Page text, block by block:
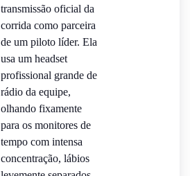
transmissão oficial da
corrida como parceira
de um piloto líder. Ela
usa um headset
profissional grande de
rádio da equipe,
olhando fixamente
para os monitores de
tempo com intensa
concentração, lábios